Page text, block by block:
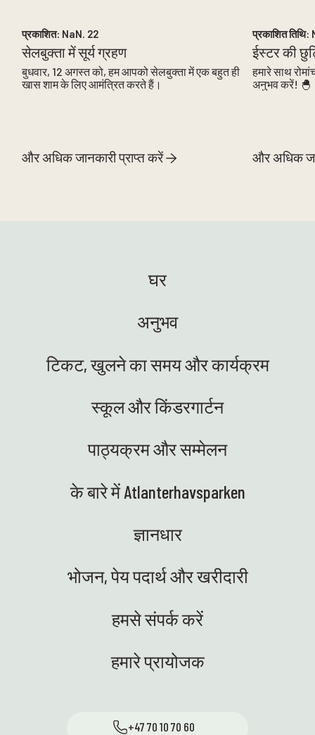
प्रकाशित: NaN. 22
सेलबुक्ता में सूर्य ग्रहण
बुधवार, 12 अगस्त को, हम आपको सेलबुक्ता में एक बहुत ही
खास शाम के लिए आमंत्रित करते हैं।
और अधिक जानकारी प्राप्त करें
प्रकाशित तिथि:
ईस्टर की
हमारे साथ
अनुभव करें! 🐣
और अधिक
घर
अनुभव
टिकट, खुलने का समय और कार्यक्रम
स्कूल और किंडरगार्टन
पाठ्यक्रम और सम्मेलन
के बारे में Atlanterhavsparken
ज्ञानधार
भोजन, पेय पदार्थ और खरीदारी
हमसे संपर्क करें
हमारे प्रायोजक
+47 70 10 70 60